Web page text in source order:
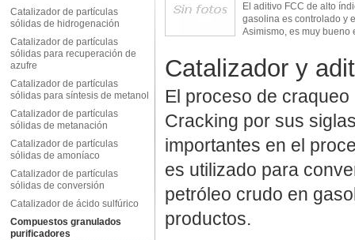
Catalizador de partículas
sólidas de hidrogenación
Catalizador de partículas
sólidas para recuperación de
azufre
Catalizador de partículas
sólidas para síntesis de metanol
Catalizador de partículas
sólidas de metanación
Catalizador de partículas
sólidas de amoníaco
Catalizador de partículas
sólidas de conversión
Catalizador de ácido sulfúrico
Compuestos granulados
purificadores
El aditivo FCC de alto
gasolina es controlado y
Asimismo, es muy bueno
Catalizador y
El proceso de
Cracking por sus
importantes en el
es utilizado para
petróleo crudo en
productos.